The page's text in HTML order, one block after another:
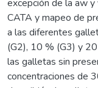
excepción de la aw
CATA y mapeo de
a las diferentes
(G2), 10 % (G3) y
las galletas sin
concentraciones de